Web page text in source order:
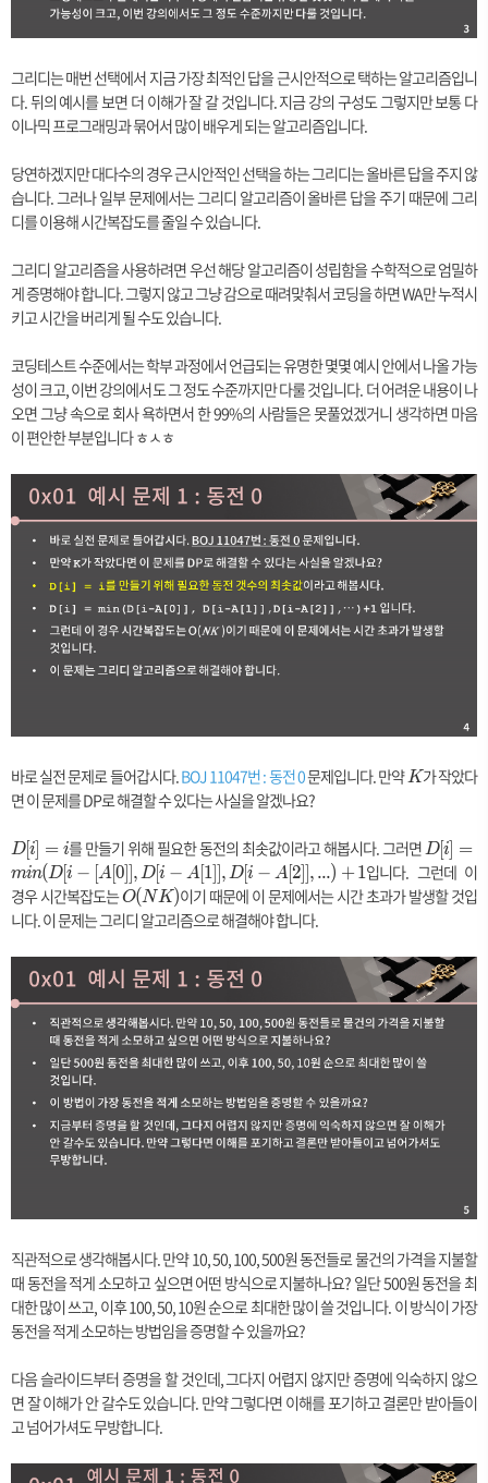
그리디는 매번 선택에서 지금 가장 최적인 답을 근시안적으로 택하는 알고리즘입니
다. 뒤의 예시를 보면 더 이해가 잘 갈 것입니다. 지금 강의 구성도 그렇지만 보통 다
이나믹 프로그래밍과 묶어서 많이 배우게 되는 알고리즘입니다.
당연하겠지만 대다수의 경우 근시안적인 선택을 하는 그리디는 올바른 답을 주지 않
습니다. 그러나 일부 문제에서는 그리디 알고리즘이 올바른 답을 주기 때문에 그리
디를 이용해 시간복잡도를 줄일 수 있습니다.
그리디 알고리즘을 사용하려면 우선 해당 알고리즘이 성립함을 수학적으로 엄밀하
게 증명해야 합니다. 그렇지 않고 그냥 감으로 때려맞춰서 코딩을 하면 WA만 누적시
키고 시간을 버리게 될 수도 있습니다.
코딩테스트 수준에서는 학부 과정에서 언급되는 유명한 몇몇 예시 안에서 나올 가능
성이 크고, 이번 강의에서도 그 정도 수준까지만 다룰 것입니다. 더 어려운 내용이 나
오면 그냥 속으로 회사 욕하면서 한 99%의 사람들은 못풀었겠거니 생각하면 마음
이 편안한 부분입니다 ㅎㅅㅎ
바로 실전 문제로 들어갑시다.BOJ 11047번 : 동전 0문제입니다. 만약K
K가 작았다
면 이 문제를 DP로 해결할 수 있다는 사실을 알겠나요?
D
[i]
=
i
D[i = i를 만들기 위해 필요한 동전의 최솟값이라고 해봅시다. 그러면D
[i]
=
(
D
[i-
[
[0
[i-
A
D
A
[2
]],
+
1
D[i =
min(D[i − [A[0 ,D[i − A[ 1 ,D[i − A[2 , ...) + 1입니다. 그런데 이
경우 시간복잡도는O
(
K
)
O(NK)이기 때문에 이 문제에서는 시간 초과가 발생할 것입
니다. 이 문제는 그리디 알고리즘으로 해결해야 합니다.
직관적으로 생각해봅시다. 만약 10, 50, 100, 500원 동전들로 물건의 가격을 지불할
때 동전을 적게 소모하고 싶으면 어떤 방식으로 지불하나요? 일단 500원 동전을 최
대한 많이 쓰고, 이후 100, 50, 10원 순으로 최대한 많이 쓸 것입니다. 이 방식이 가장
동전을 적게 소모하는 방법임을 증명할 수 있을까요?
다음 슬라이드부터 증명을 할 것인데, 그다지 어렵지 않지만 증명에 익숙하지 않으
면 잘 이해가 안 갈수도 있습니다. 만약 그렇다면 이해를 포기하고 결론만 받아들이
고 넘어가셔도 무방합니다.